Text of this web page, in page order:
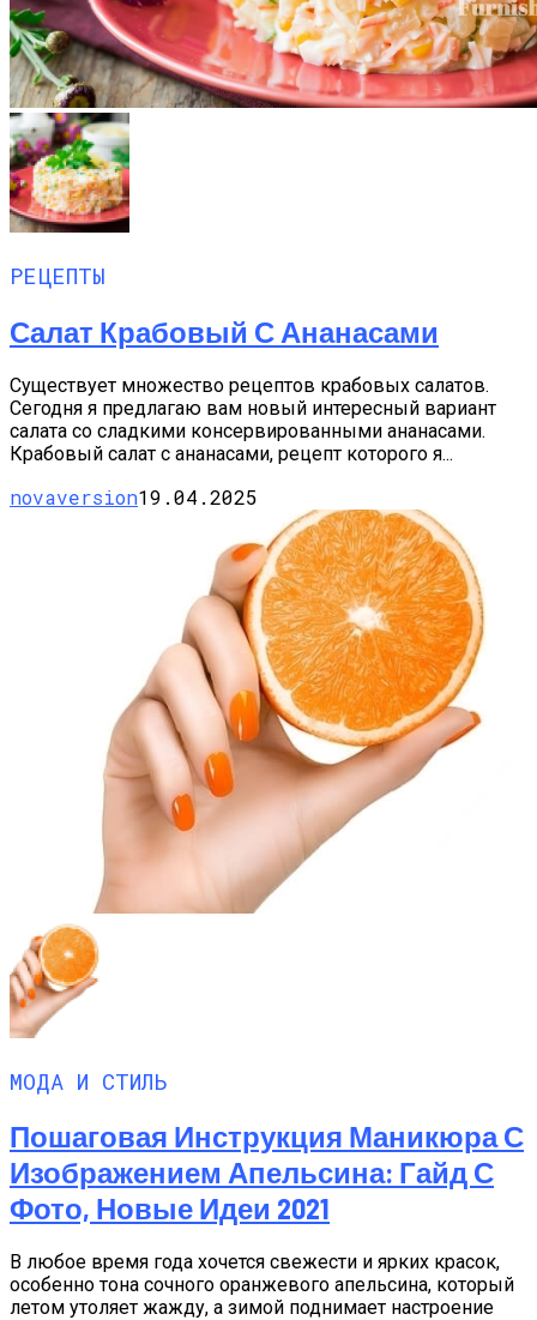
РЕЦЕПТЫ
Салат Крабовый С Ананасами
Существует множество рецептов крабовых салатов.
Сегодня я предлагаю вам новый интересный вариант
салата со сладкими консервированными ананасами.
Крабовый салат с ананасами, рецепт которого я...
novaversion19.04.2025
МОДА И СТИЛЬ
Пошаговая Инструкция Маникюра С
Изображением Апельсина: Гайд С
Фото, Новые Идеи 2021
В любое время года хочется свежести и ярких красок,
особенно тона сочного оранжевого апельсина, который
летом утоляет жажду, а зимой поднимает настроение